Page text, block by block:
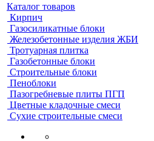
Каталог товаров
Кирпич
Газосиликатные блоки
Железобетонные изделия ЖБИ
Тротуарная плитка
Газобетонные блоки
Строительные блоки
Пеноблоки
Пазогребневые плиты ПГП
Цветные кладочные смеси
Сухие строительные смеси